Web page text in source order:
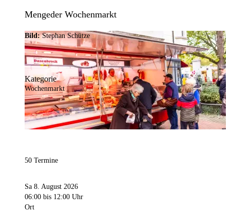
Mengeder Wochenmarkt
Bild:Stephan Schütze
Kategorie
Wochenmarkt
50 Termine
Sa 8. August 2026
06:00 bis 12:00 Uhr
Ort